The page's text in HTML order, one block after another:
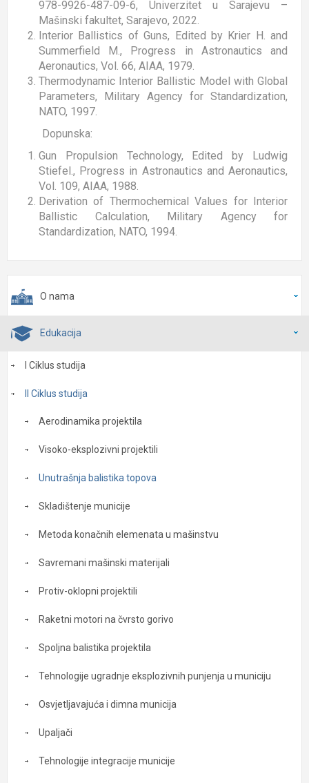
978-9926-487-09-6, Univerzitet u Sarajevu –
Mašinski fakultet, Sarajevo, 2022.
Interior Ballistics of Guns, Edited by Krier H. and
Summerfield M., Progress in Astronautics and
Aeronautics, Vol. 66, AIAA, 1979.
Thermodynamic Interior Ballistic Model with Global
Parameters, Military Agency for Standardization,
NATO, 1997.
Dopunska:
Gun Propulsion Technology, Edited by Ludwig
Stiefel., Progress in Astronautics and Aeronautics,
Vol. 109, AIAA, 1988.
Derivation of Thermochemical Values for Interior
Ballistic Calculation, Military Agency for
Standardization, NATO, 1994.
O nama
Edukacija
I Ciklus studija
II Ciklus studija
Aerodinamika projektila
Visoko-eksplozivni projektili
Unutrašnja balistika topova
Skladištenje municije
Metoda konačnih elemenata u mašinstvu
Savremani mašinski materijali
Protiv-oklopni projektili
Raketni motori na čvrsto gorivo
Spoljna balistika projektila
Tehnologije ugradnje eksplozivnih punjenja u municiju
Osvjetljavajuća i dimna municija
Upaljači
Tehnologije integracije municije